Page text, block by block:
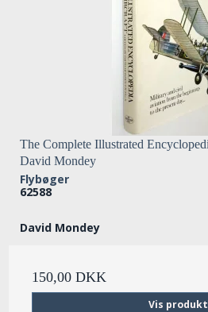
The Complete Illustrated
David Mondey
Flybøger
62588
David Mondey
150,00 DKK
Vis produkt